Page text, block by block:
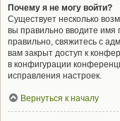
Почему я не могу войти?
Существует несколько
вы правильно вводите имя
правильно, свяжитесь с
вам закрыт доступ к
в конфигурации
исправления настроек.
Вернуться к началу